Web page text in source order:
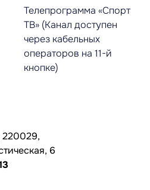
Телепрограмма «Спорт
ТВ» (Канал доступен
через кабельных
операторов на 11-й
кнопке)
220029,
6